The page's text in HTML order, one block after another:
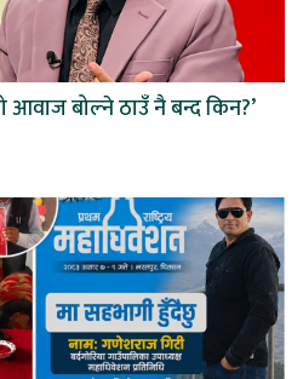
आवाज बोल्ने ठाउँ नै बन्द किन?’